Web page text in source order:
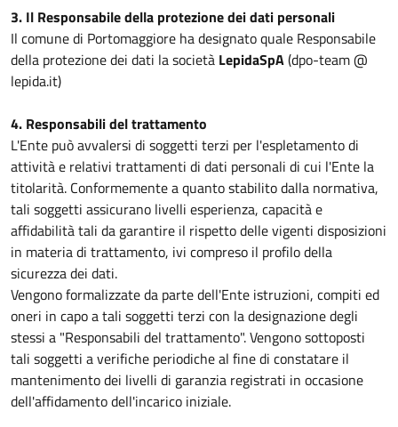
3. Il Responsabile della protezione dei dati personali
Il comune di Portomaggiore ha designato quale Responsabile
della protezione dei dati la società LepidaSpA(dpo-team @
lepida.it)
4. Responsabili del trattamento
L'Ente può avvalersi di soggetti terzi per l'espletamento di
attività e relativi trattamenti di dati personali di cui l'Ente la
titolarità. Conformemente a quanto stabilito dalla normativa,
tali soggetti assicurano livelli esperienza, capacità e
affidabilità tali da garantire il rispetto delle vigenti disposizioni
in materia di trattamento, ivi compreso il profilo della
sicurezza dei dati.
Vengono formalizzate da parte dell'Ente istruzioni, compiti ed
oneri in capo a tali soggetti terzi con la designazione degli
stessi a "Responsabili del trattamento". Vengono sottoposti
tali soggetti a verifiche periodiche al fine di constatare il
mantenimento dei livelli di garanzia registrati in occasione
dell'affidamento dell'incarico iniziale.